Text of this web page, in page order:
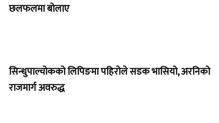
छलफलमा बोलाए
सिन्धुपाल्चोकको लिपिङमा पहिरोले सडक भासियो, अरनिको
राजमार्ग अवरुद्ध